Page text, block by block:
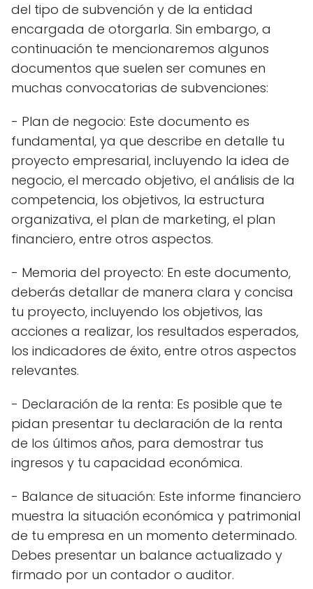
del tipo de subvención y de la entidad
encargada de otorgarla. Sin embargo, a
continuación te mencionaremos algunos
documentos que suelen ser comunes en
muchas convocatorias de subvenciones:
- Plan de negocio: Este documento es
fundamental, ya que describe en detalle tu
proyecto empresarial, incluyendo la idea de
negocio, el mercado objetivo, el análisis de la
competencia, los objetivos, la estructura
organizativa, el plan de marketing, el plan
financiero, entre otros aspectos.
- Memoria del proyecto: En este documento,
deberás detallar de manera clara y concisa
tu proyecto, incluyendo los objetivos, las
acciones a realizar, los resultados esperados,
los indicadores de éxito, entre otros aspectos
relevantes.
- Declaración de la renta: Es posible que te
pidan presentar tu declaración de la renta
de los últimos años, para demostrar tus
ingresos y tu capacidad económica.
- Balance de situación: Este informe financiero
muestra la situación económica y patrimonial
de tu empresa en un momento determinado.
Debes presentar un balance actualizado y
firmado por un contador o auditor.